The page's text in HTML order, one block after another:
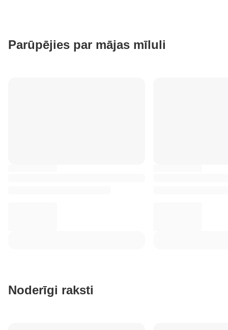
Parūpējies par mājas mīluli
Noderīgi raksti